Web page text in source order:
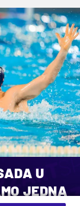
U
JEDNA